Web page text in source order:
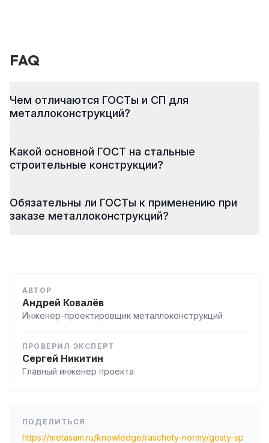
FAQ
Чем отличаются ГОСТы и СП для
металлоконструкций?
Какой основной ГОСТ на стальные
строительные конструкции?
Обязательны ли ГОСТы к применению при
заказе металлоконструкций?
АВТОР
Андрей Ковалёв
Инженер-проектировщик металлоконструкций
ПРОВЕРИЛ ЭКСПЕРТ
Сергей Никитин
Главный инженер проекта
ПОДЕЛИТЬСЯ
https://metasam.ru/knowledge/raschety-normy/gosty-sp